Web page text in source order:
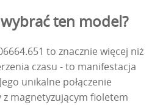
ten model?
to znacznie więcej niż
czasu - to manifestacja
unikalne połączenie
z magnetyzującym fioletem